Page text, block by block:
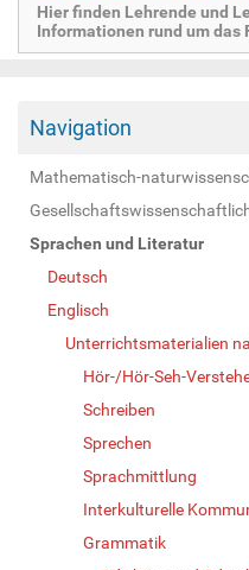
Hier finden Lehrende und
Informationen rund um das
Navigation
Mathematisch-
Sprachen und Literatur
Deutsch
Englisch
Unterrichtsmaterialien
Hör-/Hör-Seh-
Schreiben
Sprechen
Sprachmittlung
Interkulturelle
Grammatik